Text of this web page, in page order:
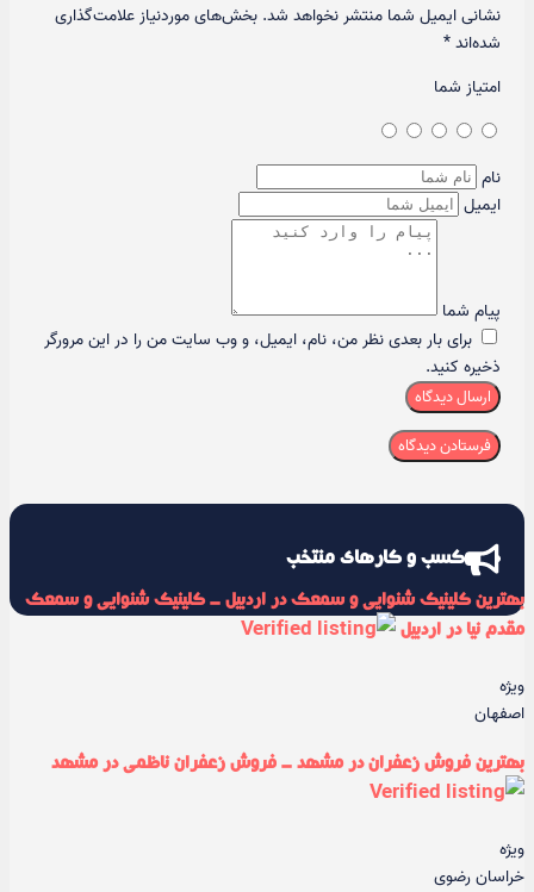
نشانی ایمیل شما منتشر نخواهد شد. بخش‌های موردنیاز علامت‌گذاری
شده‌اند*
امتیاز شما
نام
ایمیل
پیام شما
برای بار بعدی نظر من، نام، ایمیل، و وب سایت من را در این مرورگر
ذخیره کنید.
ارسال دیدگاه
کسب و کارهای منتخب
بهترین کلینیک شنوایی و سمعک در اردبیل - کلینیک شنوایی و سمعک
مقدم نیا در اردبیل
ویژه
اصفهان
بهترین فروش زعفران در مشهد - فروش زعفران ناظمی در مشهد
ویژه
خراسان رضوی